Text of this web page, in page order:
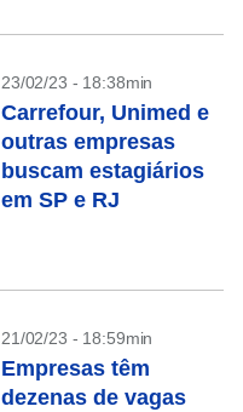
23/02/23 - 18:38min
Carrefour, Unimed e
outras empresas
buscam estagiários
em SP e RJ
21/02/23 - 18:59min
Empresas têm
dezenas de vagas